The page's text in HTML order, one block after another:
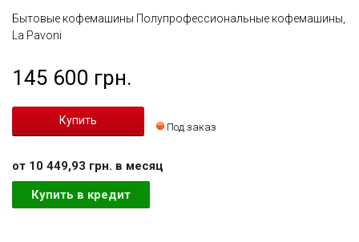
Бытовые кофемашины Полупрофессиональные кофемашины,
La Pavoni
145 600 грн.
Под заказ
от 10 449,93 грн. в месяц
Купить в кредит